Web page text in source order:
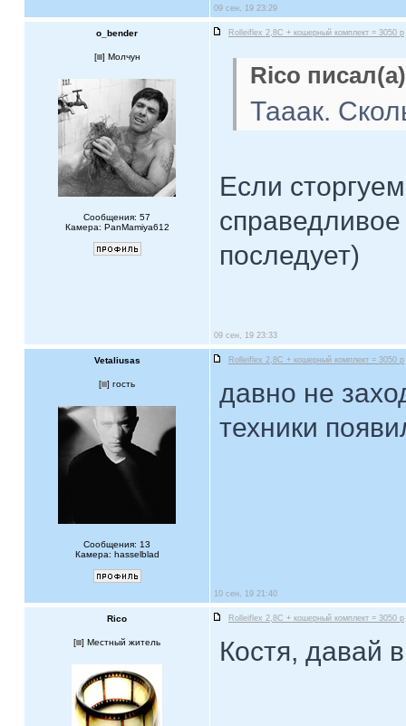
09 сен, 19 23:29
o_bender Rolleiflex 2,8C + кошерный комплект = 3050 р
[ ] Молчун
Сообщения: 57
Камера: PanMamiya612
Rico
Тааак.
Если
последует)
09 сен, 19 23:33
Vetaliusas Rolleiflex 2,8C + кошерный комплект = 3050 р
[ ] гость
Сообщения: 13
Камера: hasselblad
давно не
техники
10 сен, 19 21:40
Rico Rolleiflex 2,8C + кошерный комплект = 3050 р
[ ] Местный житель Костя, давай